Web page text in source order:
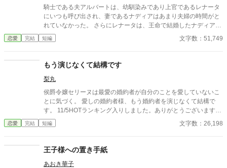
そこのところもご理解頂き、合わないなと思われましたら回れ右
をお勧めいたします。 小説家になろうさんでも投稿します。
騎士である夫アルバートは、幼馴染みであり上官であるレナータ
にいつも呼び出され、妻であるナディアはあまり夫婦の時間がと
れていなかった。 さらにレナータは、王命で結婚したナディアと
アルバートを可哀想だと言い、自分と夫がどれだけ一緒にいた
か、ナディアの知らない小さい頃の彼を知っているかなどを自慢
故なら、どれだけアルバートがレナータに呼び出されても、必ず
彼はナディアの元に戻ってくるのだから―― 偽物サバサバ女が、
ちょっと天然な本物のサバサバ女にやられる話。 ※頭からっぽで
※思いつきで書き始めたので、つたない設定等はご容赦くださ
い。 ※夫婦仲は良いです ※私がイメージするサバ女子です（笑）
※第18回恋愛小説大賞で奨励賞頂きました！ 応援いただいた皆
恋愛 完結 短編 文字数：51,749
もう演じなくて結構です
梨丸
侯爵令嬢セリーヌは最愛の婚約者が自分のことを愛していないこ
とに気づく。 愛しの婚約者様、もう婚約者を演じなくて結構で
す。 11/5HOTランキング入りしました。ありがとうございます。
感想などいただけると、嬉しいです。 11/14 完結いたしまし
た。 11/16 完結小説ランキング総合8位、恋愛部門4位ありがとう
恋愛 完結 短編 文字数：26,198
王子様への置き手紙
あおき華子